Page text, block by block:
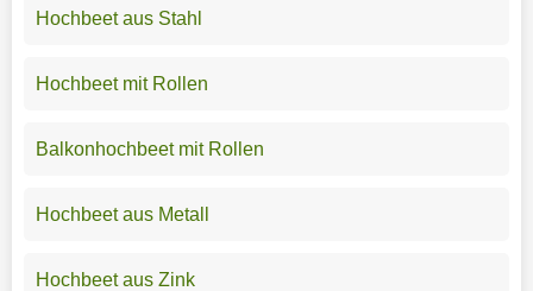
Hochbeet aus Stahl
Hochbeet mit Rollen
Balkonhochbeet mit Rollen
Hochbeet aus Metall
Hochbeet aus Zink